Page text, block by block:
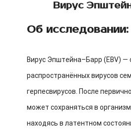
Вирус
Об исследовании:
Вирус Эпштейна–Барр (EBV) —
распространённых вирусов
герпесвирусов. После
может сохраняться в
находясь в латентном